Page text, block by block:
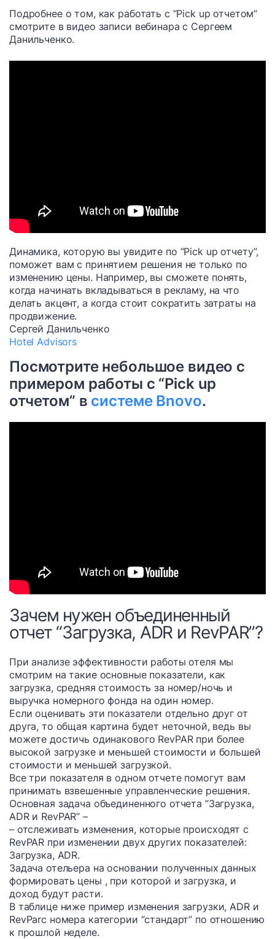
Подробнее о том, как работать с “Pick up отчетом”
смотрите в видео записи вебинара с Сергеем
Данильченко.
Динамика, которую вы увидите по “Pick up отчету”,
поможет вам с принятием решения не только по
изменению цены. Например, вы сможете понять,
когда начинать вкладываться в рекламу, на что
делать акцент, а когда стоит сократить затраты на
продвижение.
Сергей Данильченко
Hotel Advisors
Посмотрите небольшое видео с
примером работы с “Pick up
отчетом” в системе Bnovo.
Зачем нужен объединенный
отчет “Загрузка, ADR и RevPAR”?
При анализе эффективности работы отеля мы
смотрим на такие основные показатели, как
загрузка, средняя стоимость за номер/ночь и
выручка номерного фонда на один номер.
Если оценивать эти показатели отдельно друг от
друга, то общая картина будет неточной, ведь вы
можете достичь одинакового RevPAR при более
высокой загрузке и меньшей стоимости и большей
стоимости и меньшей загрузкой.
Все три показателя в одном отчете помогут вам
принимать взвешенные управленческие решения.
Основная задача объединенного отчета “Загрузка,
ADR и RevPAR” –
– отслеживать изменения, которые происходят с
RevPAR при изменении двух других показателей:
Загрузка, ADR.
Задача отельера на основании полученных данных
формировать цены , при которой и загрузка, и
доход будут расти.
В таблице ниже пример изменения загрузки, ADR и
RevParс номера категории “стандарт” по отношению
к прошлой неделе.